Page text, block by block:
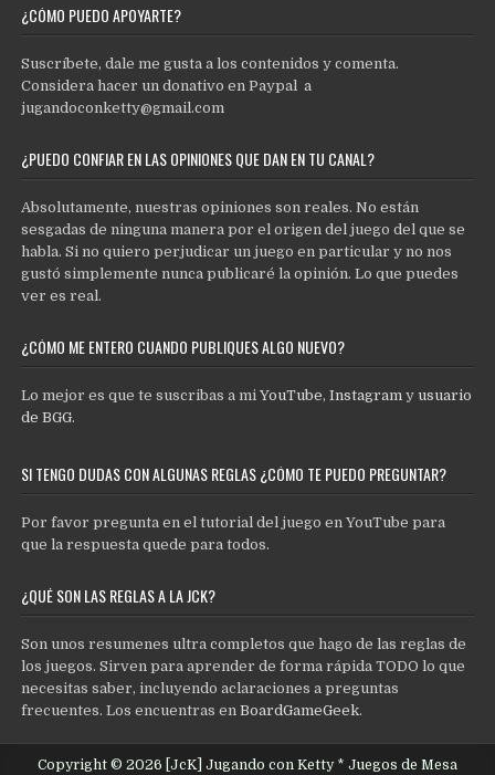
¿CÓMO PUEDO APOYARTE?
Suscríbete, dale me gusta a los contenidos y comenta.
Considera hacer un donativo en Paypal a
jugandoconketty@gmail.com
¿PUEDO CONFIAR EN LAS OPINIONES QUE DAN EN TU CANAL?
Absolutamente, nuestras opiniones son reales. No están
sesgadas de ninguna manera por el origen del juego del que se
habla. Si no quiero perjudicar un juego en particular y no nos
gustó simplemente nunca publicaré la opinión. Lo que puedes
ver es real.
¿CÓMO ME ENTERO CUANDO PUBLIQUES ALGO NUEVO?
Lo mejor es que te suscribas a miYouTube,Instagram y usuario
de BGG.
SI TENGO DUDAS CON ALGUNAS REGLAS ¿CÓMO TE PUEDO PREGUNTAR?
Por favor pregunta en el tutorial del juego en YouTube para
que la respuesta quede para todos.
¿QUÉ SON LAS REGLAS A LA JCK?
Son unos resumenes ultra completos que hago de las reglas de
los juegos. Sirven para aprender de forma rápida TODO lo que
necesitas saber, incluyendo aclaraciones a preguntas
frecuentes. Los encuentras enBoardGameGeek.
Copyright © 2026 [JcK] Jugando con Ketty * Juegos de Mesa